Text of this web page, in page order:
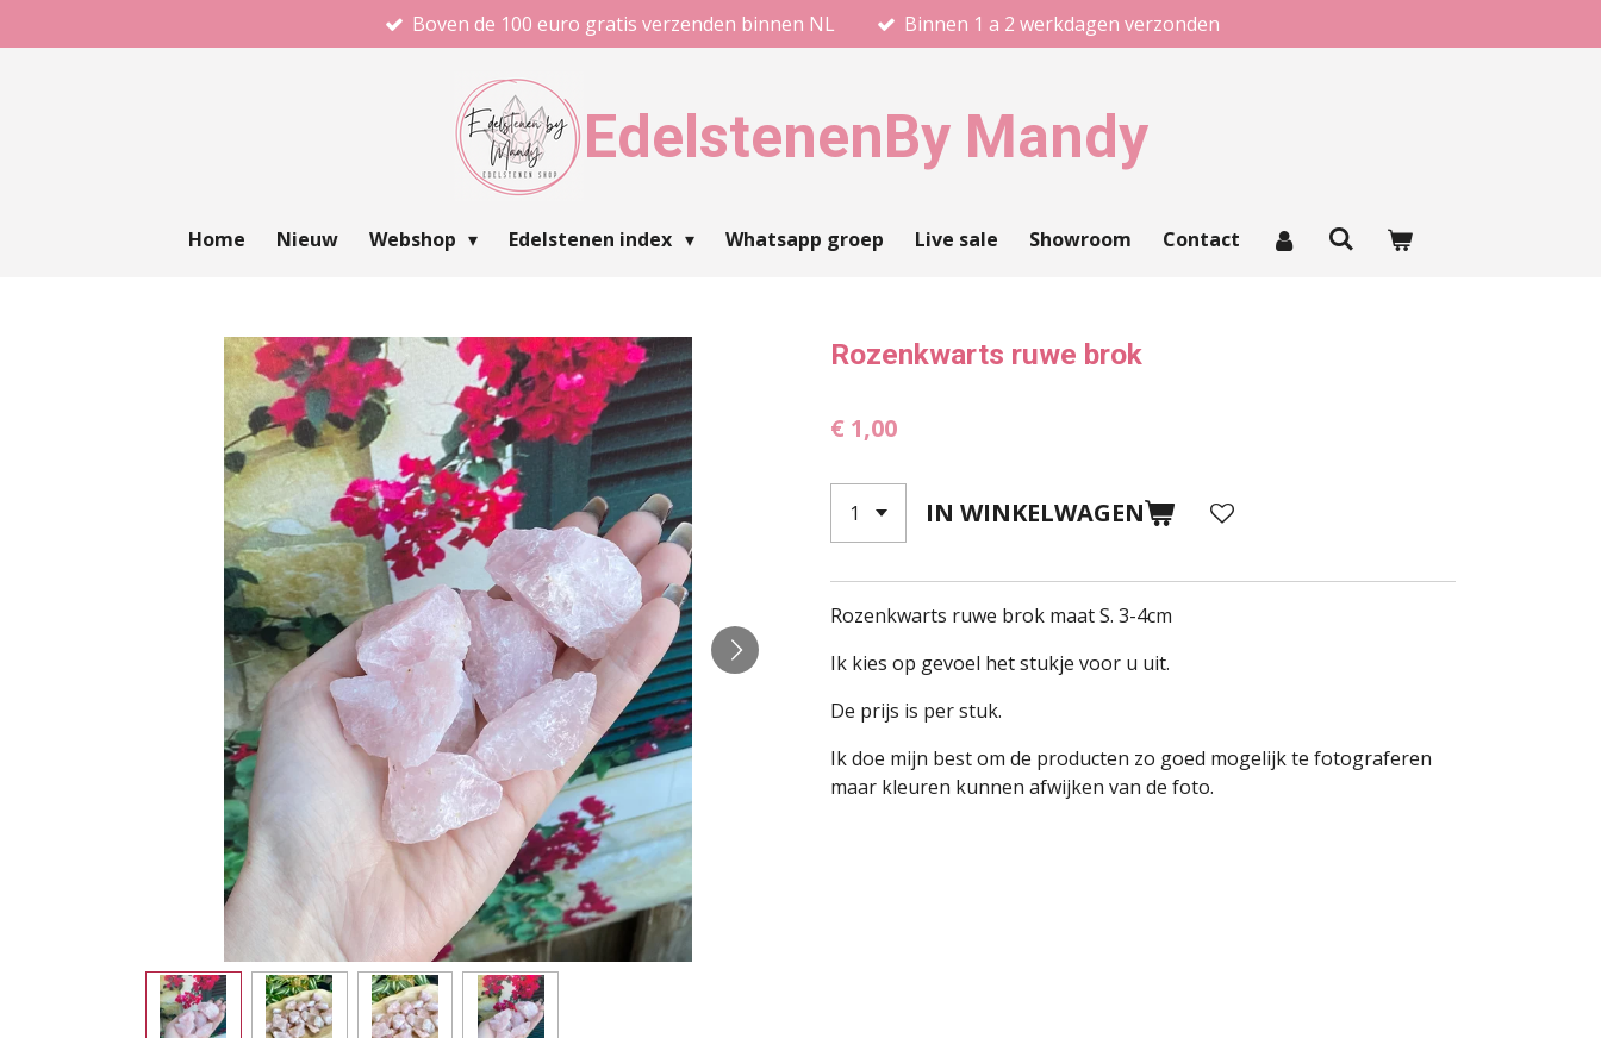
direct
Boven de 100 euro gratis verzenden binnen NL Binnen 1 a 2 werkdagen verzonden
EdelstenenBy Mandy
Home Nieuw Webshop Edelstenen index Whatsapp groep Live sale Showroom Contact
Rozenkwarts ruwe brok
€ 1,00
IN WINKELWAGEN
Rozenkwarts ruwe brok maat S. 3-4cm
Ik kies op gevoel het stukje voor u uit.
De prijs is per stuk.
Ik doe mijn best om de producten zo goed mogelijk te fotograferen
maar kleuren kunnen afwijken van de foto.